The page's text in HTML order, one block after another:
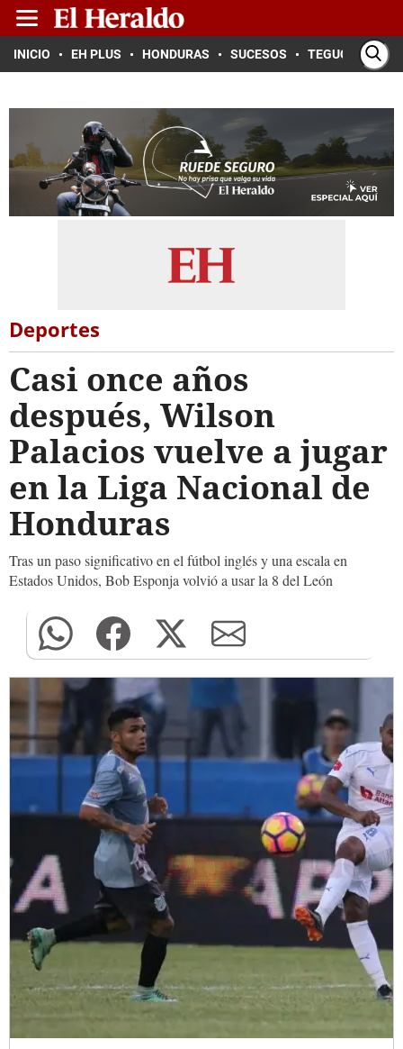
INICIO EH PLUS HONDURAS SUCESOS TEGUCIGALPA
Deportes
Casi once años
después, Wilson
Palacios vuelve a jugar
en la Liga Nacional de
Honduras
Tras un paso significativo en el fútbol inglés y una escala en
Estados Unidos, Bob Esponja volvió a usar la 8 del León